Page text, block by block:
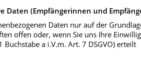
Daten (Empfängerinnen und
Daten nur auf der
offen oder, wenn Sie uns Ihre
Buchstabe a i.V.m. Art. 7 DSGVO) erteilt